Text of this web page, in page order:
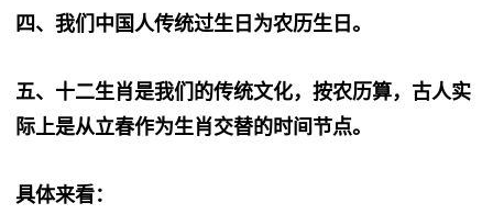
四‬、我们中国人传统‬过生日为‬农历生日。
五‬、十二‬生肖‬是我们‬的‬传统文化‬，按‬农历‬算‬，古人‬实
际上‬是从‬立春‬作为‬生肖‬交替‬的时间‬节点‬。
具体来看：